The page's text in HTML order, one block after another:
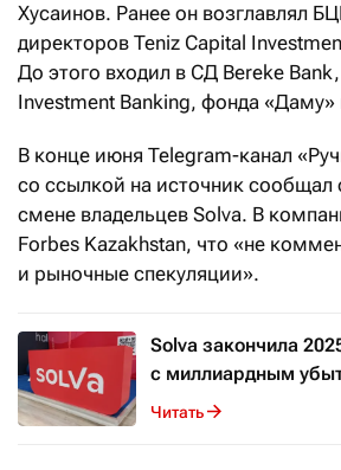
Хусаинов. Ранее он возглавлял
директоров Teniz Capital
До этого входил в СД Bereke
Investment Banking, фонда
В конце июня Telegram-канал
со ссылкой на источник
смене владельцев Solva. В
Forbes Kazakhstan, что «не
и рыночные спекуляции».
Solva закончила
с миллиардным
Читать